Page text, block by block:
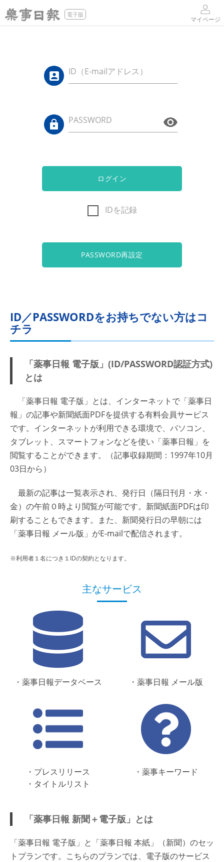
電子版
マイページ
ID（E-mailアドレス）
PASSWORD
ログイン
IDを記録
PASSWORD再設定
ID／PASSWORDをお持ちでない方はコ
チラ
「薬事日報 電子版」(ID/PASSWORD認証方式)
とは
「薬事日報 電子版」とは、インターネットで「薬事日
報」の記事や新聞紙面PDFを提供する有料会員サービス
です。インターネットが利用できる環境で、パソコン、
タブレット、スマートフォンなどを使い「薬事日報」を
閲覧することができます。（記事収録期間：1997年10月
03日から）
最新の記事は一覧表示され、発行日（隔日刊月・水・
金）の午前０時より閲覧が可能です。新聞紙面PDFは印
刷することもできます。また、新聞発行日の早朝には
「薬事日報 メール版」がE-mailで配信されます。
※利用者１名につき１IDの契約となります。
主なサービス
・薬事日報データベース ・薬事日報 メール版
・プレスリリース
・タイトルリスト
・薬事キーワード
「薬事日報 新聞＋電子版」とは
「薬事日報 電子版」と「薬事日報 本紙」（新聞）のセッ
トプランです。こちらのプランでは、電子版のサービス